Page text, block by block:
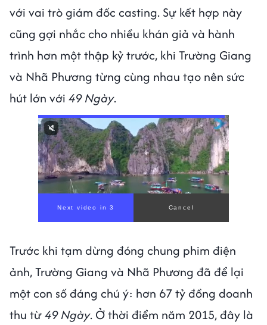
với vai trò giám đốc casting. Sự kết hợp này
cũng gợi nhắc cho nhiều khán giả và hành
trình hơn một thập kỷ trước, khi Trường Giang
và Nhã Phương từng cùng nhau tạo nên sức
hút lớn với 49 Ngày.
Next video in 1 Cancel
Trước khi tạm dừng đóng chung phim điện
ảnh, Trường Giang và Nhã Phương đã để lại
một con số đáng chú ý: hơn 67 tỷ đồng doanh
thu từ49 Ngày. Ở thời điểm năm 2015, đây là